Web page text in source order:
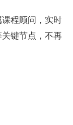
程顾问，实时
键节点，不再